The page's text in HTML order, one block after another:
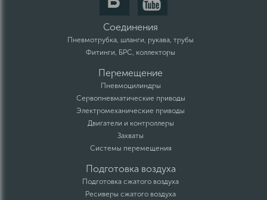
Соединения
Пневмотрубка, шланги, рукава, трубы
Фитинги, БРС, коллекторы
Перемещение
Пневмоцилиндры
Сервопневматические приводы
Электромеханические приводы
Двигатели и контроллеры
Захваты
Системы перемещения
Подготовка воздуха
Подготовка сжатого воздуха
Ресиверы сжатого воздуха